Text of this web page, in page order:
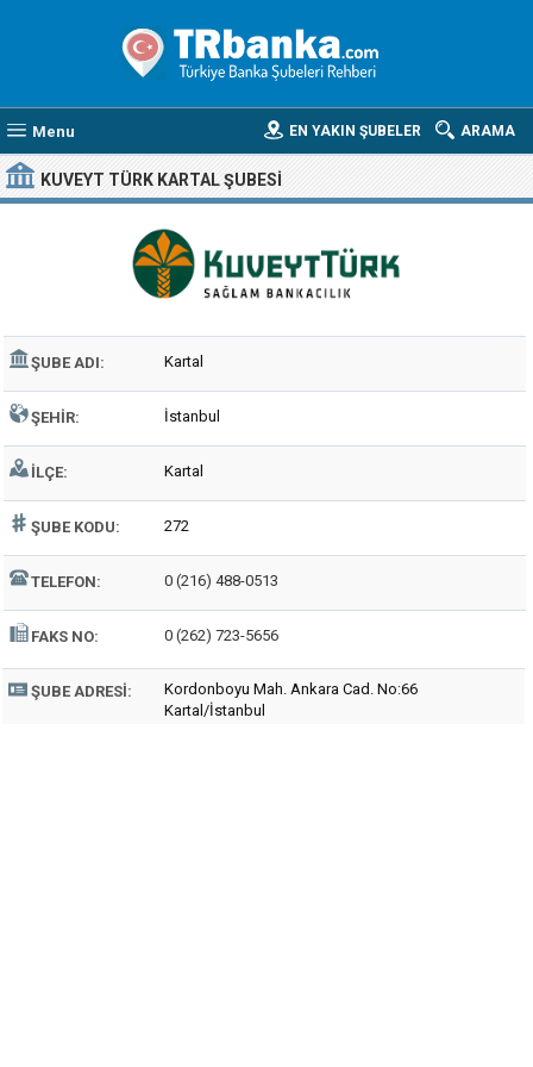
Menu ARAMA
EN YAKIN ŞUBELER
KUVEYT TÜRK KARTAL ŞUBESI
ŞUBE ADI: Kartal
ŞEHIR: İstanbul
İLÇE: Kartal
ŞUBE KODU: 272
TELEFON: 0 (216) 488-0513
FAKS NO: 0 (262) 723-5656
ŞUBE ADRESI:
Kordonboyu Mah. Ankara Cad. No:66
Kartal/İstanbul